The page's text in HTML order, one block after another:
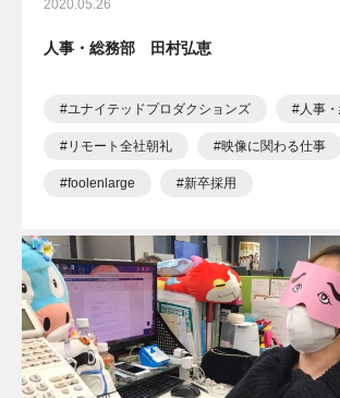
2020.05.26
人事・総務部 田村弘恵
ユナイテッドプロダクションズ 人事
リモート全社朝礼 映像に関わる仕事
foolenlarge 新卒採用